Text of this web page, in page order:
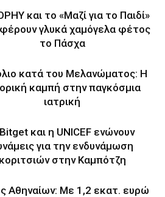
και το «Μαζί για το Παιδί»
γλυκά χαμόγελα φέτος
το Πάσχα
κατά του Μελανώματος: Η
καμπή στην παγκόσμια
ιατρική
και η UNICEF ενώνουν
για την ενδυνάμωση
κοριτσιών στην Καμπότζη
Αθηναίων: Με 1,2 εκατ. ευρώ